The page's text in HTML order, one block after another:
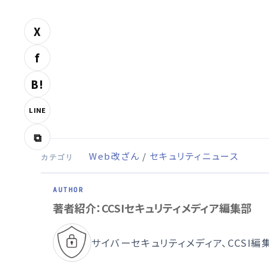
X
f
B!
LINE
⧉
カテゴリ Web改ざん / セキュリティニュース
著者紹介：CCSIセキュリティメディア編集部
サイバーセキュリティメディア、CCSI編